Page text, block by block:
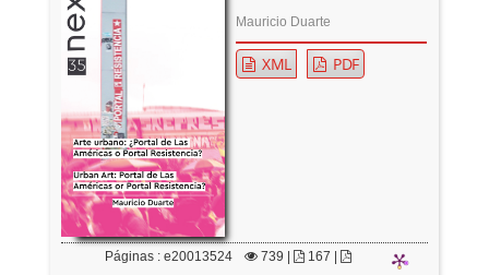
Mauricio Duarte
XML PDF
Páginas : e20013524
739
167 |